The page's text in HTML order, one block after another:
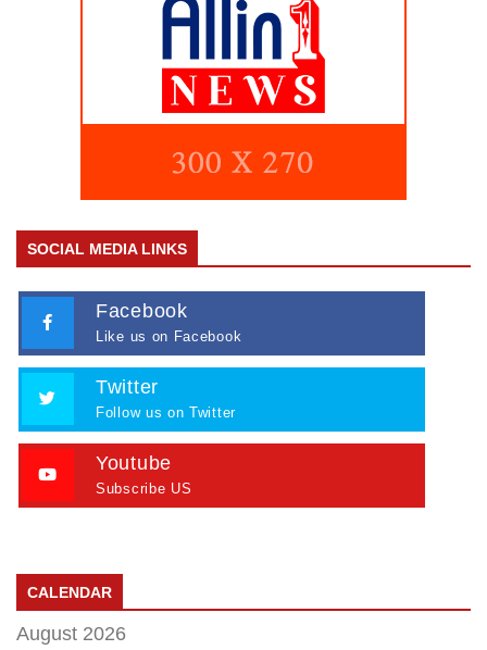
SOCIAL MEDIA LINKS
Facebook
Like us on Facebook
Twitter
Follow us on Twitter
Youtube
Subscribe US
CALENDAR
August 2026